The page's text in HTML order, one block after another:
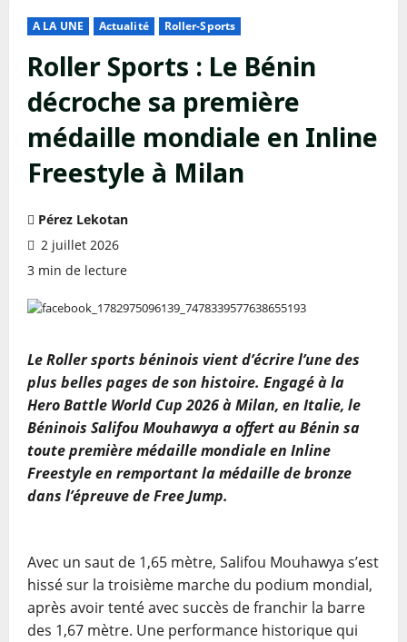
A LA UNE Actualité Roller-Sports
Roller Sports : Le Bénin
décroche sa première
médaille mondiale en Inline
Freestyle à Milan
Pérez Lekotan
2 juillet 2026
3 min de lecture
Le Roller sports béninois vient d’écrire l’une des
plus belles pages de son histoire. Engagé à la
Hero Battle World Cup 2026 à Milan, en Italie, le
Béninois Salifou Mouhawya a offert au Bénin sa
toute première médaille mondiale en Inline
Freestyle en remportant la médaille de bronze
dans l’épreuve de Free Jump.
Avec un saut de 1,65 mètre, Salifou Mouhawya s’est
hissé sur la troisième marche du podium mondial,
après avoir tenté avec succès de franchir la barre
des 1,67 mètre. Une performance historique qui